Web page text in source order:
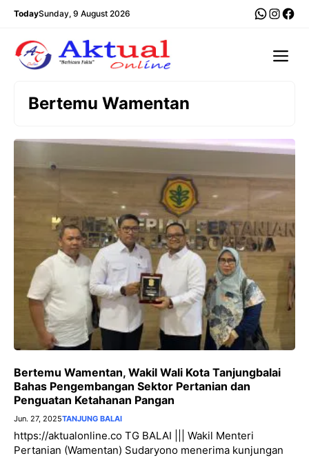
Langsung
TodaySunday, 9 August 2026
Bertemu Wamentan
Bertemu Wamentan, Wakil Wali Kota Tanjungbalai
Bahas Pengembangan Sektor Pertanian dan
Penguatan Ketahanan Pangan
Jun. 27, 2025TANJUNG BALAI
https://aktualonline.co TG BALAI ||| Wakil Menteri
Pertanian (Wamentan) Sudaryono menerima kunjungan